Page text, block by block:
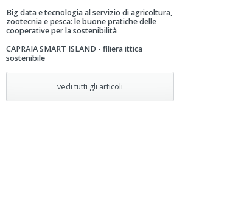
Big data e tecnologia al servizio di agricoltura,
zootecnia e pesca: le buone pratiche delle
cooperative per la sostenibilità
CAPRAIA SMART ISLAND - filiera ittica
sostenibile
vedi tutti gli articoli